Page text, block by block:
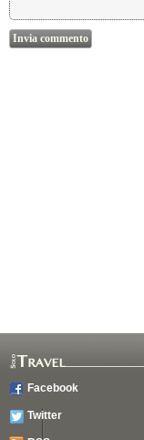
Facebook
Twitter